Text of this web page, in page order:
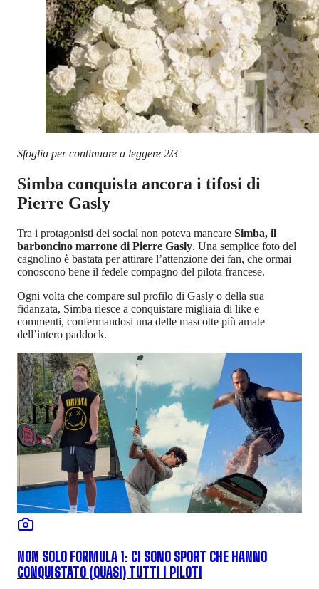
Sfoglia per continuare a leggere 2/3
Simba conquista ancora i tifosi di
Pierre Gasly
Tra i protagonisti dei social non poteva mancare Simba, il
barboncino marrone di Pierre Gasly. Una semplice foto del
cagnolino è bastata per attirare l’attenzione dei fan, che ormai
conoscono bene il fedele compagno del pilota francese.
Ogni volta che compare sul profilo di Gasly o della sua
fidanzata, Simba riesce a conquistare migliaia di like e
commenti, confermandosi una delle mascotte più amate
dell’intero paddock.
NON SOLO FORMULA 1: CI SONO SPORT CHE HANNO
CONQUISTATO (QUASI) TUTTI I PILOTI